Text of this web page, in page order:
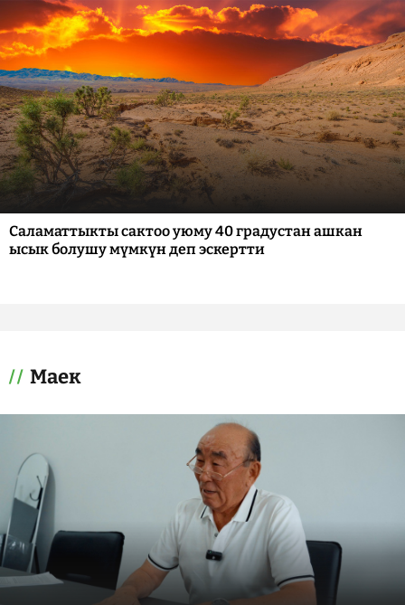
Саламаттыкты сактоо уюму 40 градустан ашкан
ысык болушу мүмкүн деп эскертти
Маек